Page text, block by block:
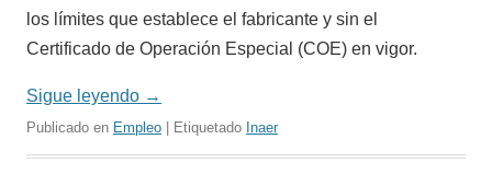
los límites que establece el fabricante y sin el
Certificado de Operación Especial (COE) en vigor.
Sigue leyendo →
Publicado en Empleo | Etiquetado Inaer